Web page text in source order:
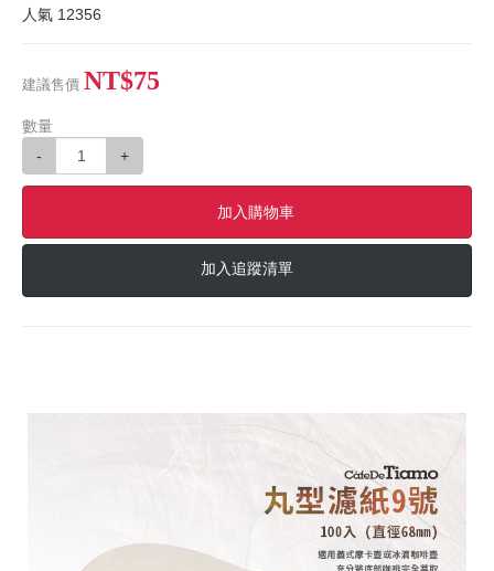
人氣 12356
建議售價 NT$75
數量
-
+
加入購物車
加入追蹤清單